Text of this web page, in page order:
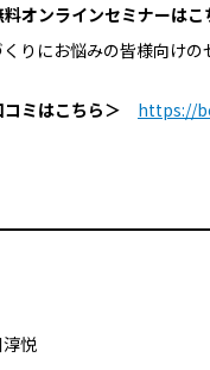
オンラインセミナーは
りにお悩みの皆様向けの
ミはこちら＞ https://
悦